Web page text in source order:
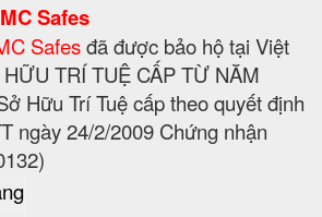
Safes
Safesđã được bảo hộ tại Việt
TRÍ TUỆ CẤP TỪ NĂM
Hữu Trí Tuệ cấp theo quyết định
ngày 24/2/2009 Chứng nhận